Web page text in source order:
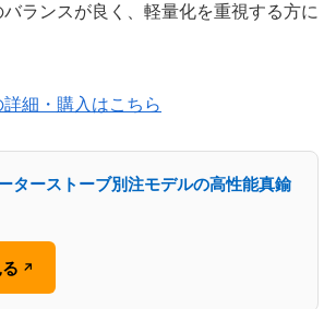
ランスが良く、軽量化を重視する方に
細・購入はこちら
ターストーブ別注モデルの高性能真鍮
↗